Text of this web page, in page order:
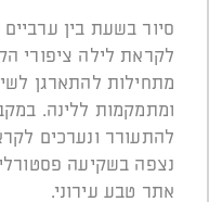
סיור בשעת בין
לקראת לילה ציפורי
מתחילות להתארגן
ומתמקמות ללינה.
להתעורר ונערכים
נצפה בשקיעה
אתר טבע עירוני.